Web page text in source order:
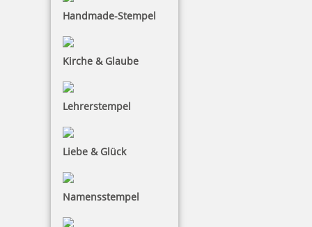
Handmade-Stempel
Kirche & Glaube
Lehrerstempel
Liebe & Glück
Namensstempel
Jetzt gestalten